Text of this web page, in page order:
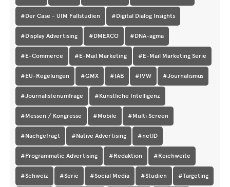
#Der Case - UIM Fallstudien #Digital Dialog Insights
#Display Advertising #DMEXCO #DNA-agma
#E-Commerce #E-Mail Marketing #E-Mail Marketing Serie
#EU-Regelungen #GMX #IAB #IVW #Journalismus
#Journalistenumfrage #Künstliche Intelligenz
#Messen / Kongresse #Mobile #Multi Screen
#Nachgefragt #Native Advertising #netID
#Programmatic Advertising #Redaktion #Reichweite
#Schweiz #Serie #Social Media #Studien #Targeting